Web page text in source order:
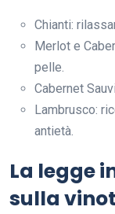
Chianti:
Merlot e
pelle.
Cabernet
Lambrusco:
antietà.
La legge
sulla